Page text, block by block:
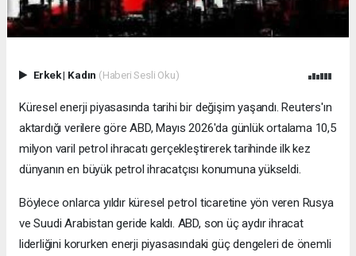
Erkek| Kadın (Haberi Sesli Oku)
Küresel enerji piyasasında tarihi bir değişim yaşandı. Reuters'ın
aktardığı verilere göre ABD, Mayıs 2026'da günlük ortalama 10,5
milyon varil petrol ihracatı gerçekleştirerek tarihinde ilk kez
dünyanın en büyük petrol ihracatçısı konumuna yükseldi.
Böylece onlarca yıldır küresel petrol ticaretine yön veren Rusya
ve Suudi Arabistan geride kaldı. ABD, son üç aydır ihracat
liderliğini korurken enerji piyasasındaki güç dengeleri de önemli